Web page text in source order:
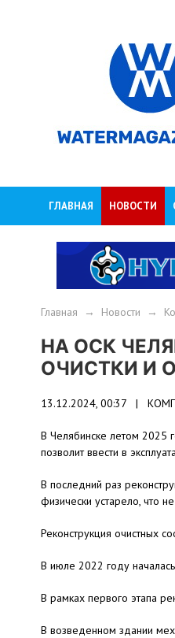
ГЛАВНАЯ НОВОСТИ
Главная → Новости →
НА ОСК
ОЧИСТКИ И
13.12.2024, 00:37 |
В Челябинске летом 2025
позволит ввести в
В последний раз
физически устарело, что
Реконструкция очистных
В июле 2022 году
В рамках первого этапа
В возведенном здании